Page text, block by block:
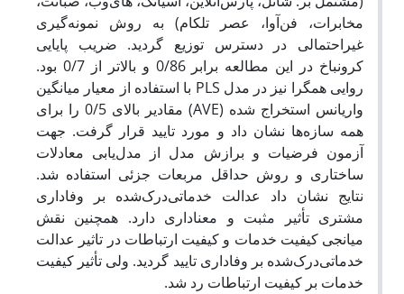
مخابرات، فن‌آوا، عصر تلکام) به روش نمونه‌گیری
غیراحتمالی در دسترس توزیع گردید. ضریب پایایی
کرونباخ در این مطالعه برابر 0/86 و بالاتر از 0/7 بود.
روایی همگرا نیز در مدل PLS با استفاده از معیار میانگین
واریانس استخراج شده (AVE) مقادیر بالای 0/5 را برای
همه سازه‌ها ﻧﺸﺎن داد و مورد تایید قرار گرفت. جهت
آزمون فرضیات و برازش مدل از مدل‌یابی معادلات
ساختاری و روش حداقل مربعات جزئی استفاده شد.
نتایج نشان داد عدالت خدماتی‌درک‌شده بر وفاداری
مشتری تأثیر مثبت و معناداری دارد. همچنین نقش
میانجی کیفیت خدمات و کیفیت ارتباطات در تاثیر عدالت
خدماتی‌درک‌شده بر وفاداری تایید گردید. ولی تأثیر کیفیت
خدمات بر کیفیت ارتباطات رد شد.